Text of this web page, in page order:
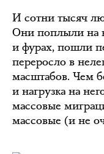
И сотни тысяч
Они поплыли на
и фурах, пошли
переросло в
масштабов. Чем
и нагрузка на
массовые
массовые (и не